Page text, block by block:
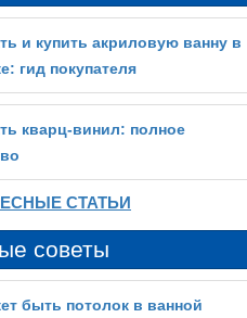
и купить акриловую ванну в
гид покупателя
кварц‑винил: полное
СТАТЬИ
советы
быть потолок в ванной